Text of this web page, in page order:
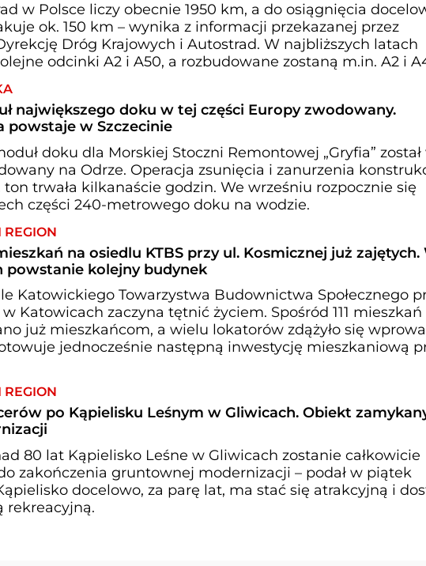
w Polsce liczy obecnie 1950 km, a do osiągnięcia
ok. 150 km – wynika z informacji przekazanej przez
Dróg Krajowych i Autostrad. W najbliższych latach
odcinki A2 i A50, a rozbudowane zostaną m.in. A2 i
największego doku w tej części Europy zwodowany.
powstaje w Szczecinie
doku dla Morskiej Stoczni Remontowej „Gryfia” został
na Odrze. Operacja zsunięcia i zanurzenia
ton trwała kilkanaście godzin. We wrześniu rozpocznie się
części 240-metrowego doku na wodzie.
REGION
na osiedlu KTBS przy ul. Kosmicznej już zajętych.
powstanie kolejny budynek
Katowickiego Towarzystwa Budownictwa Społecznego
Katowicach zaczyna tętnić życiem. Spośród 111
już mieszkańcom, a wielu lokatorów zdążyło się
jednocześnie następną inwestycję mieszkaniową
REGION
po Kąpielisku Leśnym w Gliwicach. Obiekt
80 lat Kąpielisko Leśne w Gliwicach zostanie całkowicie
zakończenia gruntownej modernizacji – podał w piątek
docelowo, za parę lat, ma stać się atrakcyjną i
rekreacyjną.